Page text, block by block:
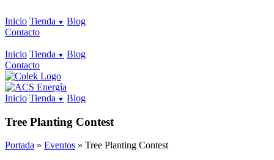
Inicio Tienda
Blog
Contacto
Inicio Tienda
Blog
Contacto
Inicio Tienda Blog
Tree Planting Contest
Portada » Eventos » Tree Planting Contest